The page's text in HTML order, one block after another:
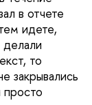
в отчете
идете,
то
закрывались
просто